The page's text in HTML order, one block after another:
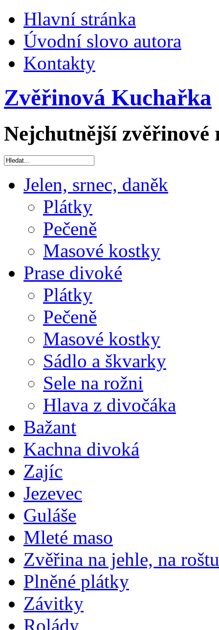
Hlavní stránka
Úvodní slovo autora
Kontakty
Zvěřinová Kuchařka
Nejchutnější zvěřinové
Jelen, srnec, daněk
Plátky
Pečeně
Masové kostky
Prase divoké
Plátky
Pečeně
Masové kostky
Sádlo a škvarky
Sele na rožni
Hlava z divočáka
Bažant
Kachna divoká
Zajíc
Jezevec
Guláše
Mleté maso
Zvěřina na jehle, na roštu
Plněné plátky
Závitky
Rolády